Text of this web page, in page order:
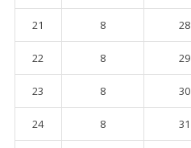
21 8 28
22 8 29
23 8 30
24 8 31